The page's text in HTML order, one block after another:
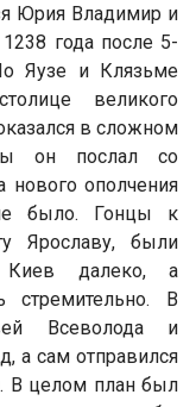
Юрия Владимир и
года после 5-
Яузе и Клязьме
великого
в сложном
он послал со
нового ополчения
было. Гонцы к
Ярославу, были
далеко, а
стремительно. В
Всеволода и
а сам отправился
В целом план был